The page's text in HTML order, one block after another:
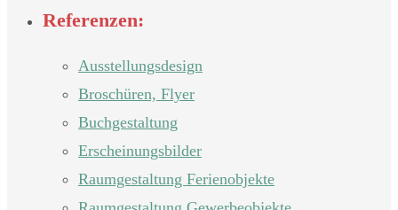
Referenzen:
Ausstellungsdesign
Broschüren, Flyer
Buchgestaltung
Erscheinungsbilder
Raumgestaltung Ferienobjekte